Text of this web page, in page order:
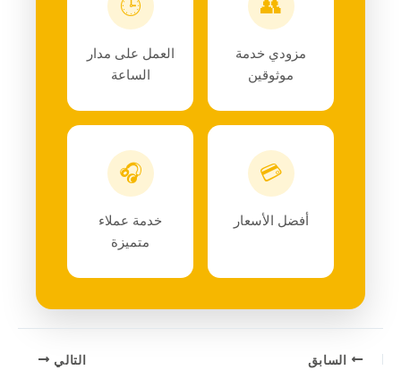
👥
مزودي خدمة
موثوقين
🕒
العمل على مدار
الساعة
💳
أفضل الأسعار
🎧
خدمة عملاء
متميزة
السابق التالي